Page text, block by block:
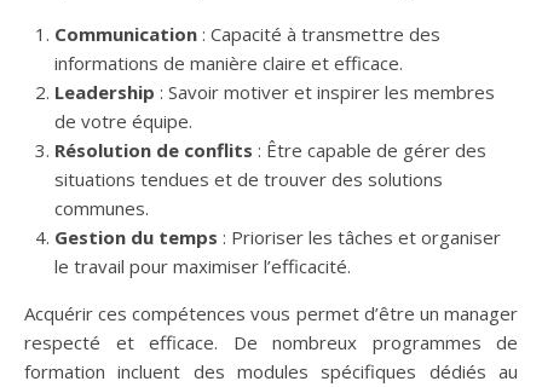
Communication : Capacité à transmettre des
informations de manière claire et efficace.
Leadership : Savoir motiver et inspirer les membres
de votre équipe.
Résolution de conflits : Être capable de gérer des
situations tendues et de trouver des solutions
communes.
Gestion du temps : Prioriser les tâches et organiser
le travail pour maximiser l’efficacité.
Acquérir ces compétences vous permet d’être un manager
respecté et efficace. De nombreux programmes de
formation incluent des modules spécifiques dédiés au